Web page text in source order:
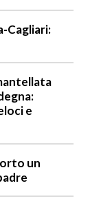
Cagliari:
e
un